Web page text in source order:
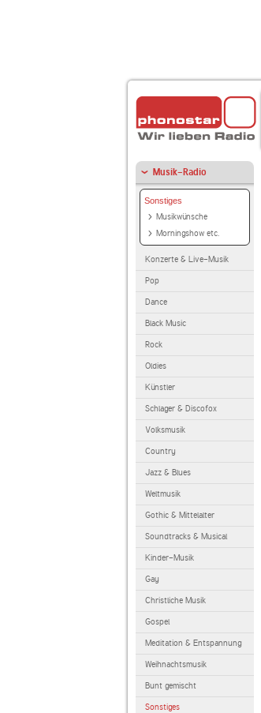
Musik-Radio
Sonstiges
Musikwünsche
Morningshow etc.
Konzerte & Live-Musik
Pop
Dance
Black Music
Rock
Oldies
Künstler
Schlager & Discofox
Volksmusik
Country
Jazz & Blues
Weltmusik
Gothic & Mittelalter
Soundtracks & Musical
Kinder-Musik
Gay
Christliche Musik
Gospel
Meditation & Entspannung
Weihnachtsmusik
Bunt gemischt
Sonstiges